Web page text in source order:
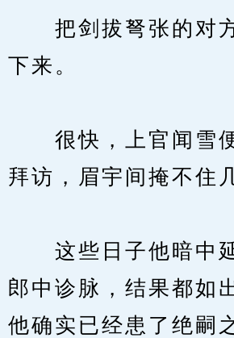
把剑拔弩张的对
下来。
很快，上官闻雪便
拜访，眉宇间掩不住
这些日子他暗中
郎中诊脉，结果都
他确实已经患了绝嗣